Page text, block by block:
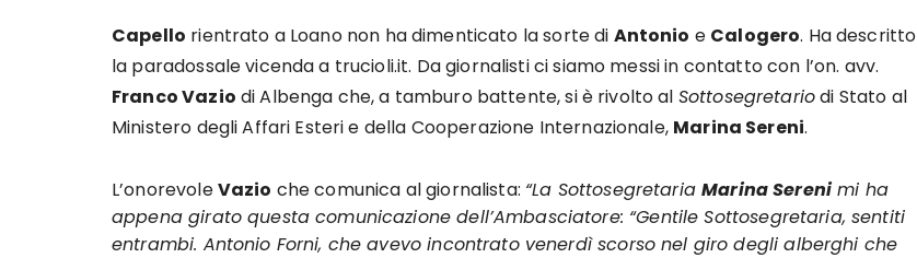
Capello rientrato a Loano non ha dimenticato la sorte di Antonio e Calogero. Ha descritto
la paradossale vicenda a trucioli.it. Da giornalisti ci siamo messi in contatto con l’on. avv.
Franco Vazio di Albenga che, a tamburo battente, si è rivolto al Sottosegretariodi Stato al
Ministero degli Affari Esteri e della Cooperazione Internazionale, Marina Sereni.
L’onorevoleVazio che comunica al giornalista: “La SottosegretariaMarina Serenimi ha
appena girato questa comunicazione dell’Ambasciatore: “Gentile Sottosegretaria, sentiti
entrambi. Antonio Forni, che avevo incontrato venerdì scorso nel giro degli alberghi che